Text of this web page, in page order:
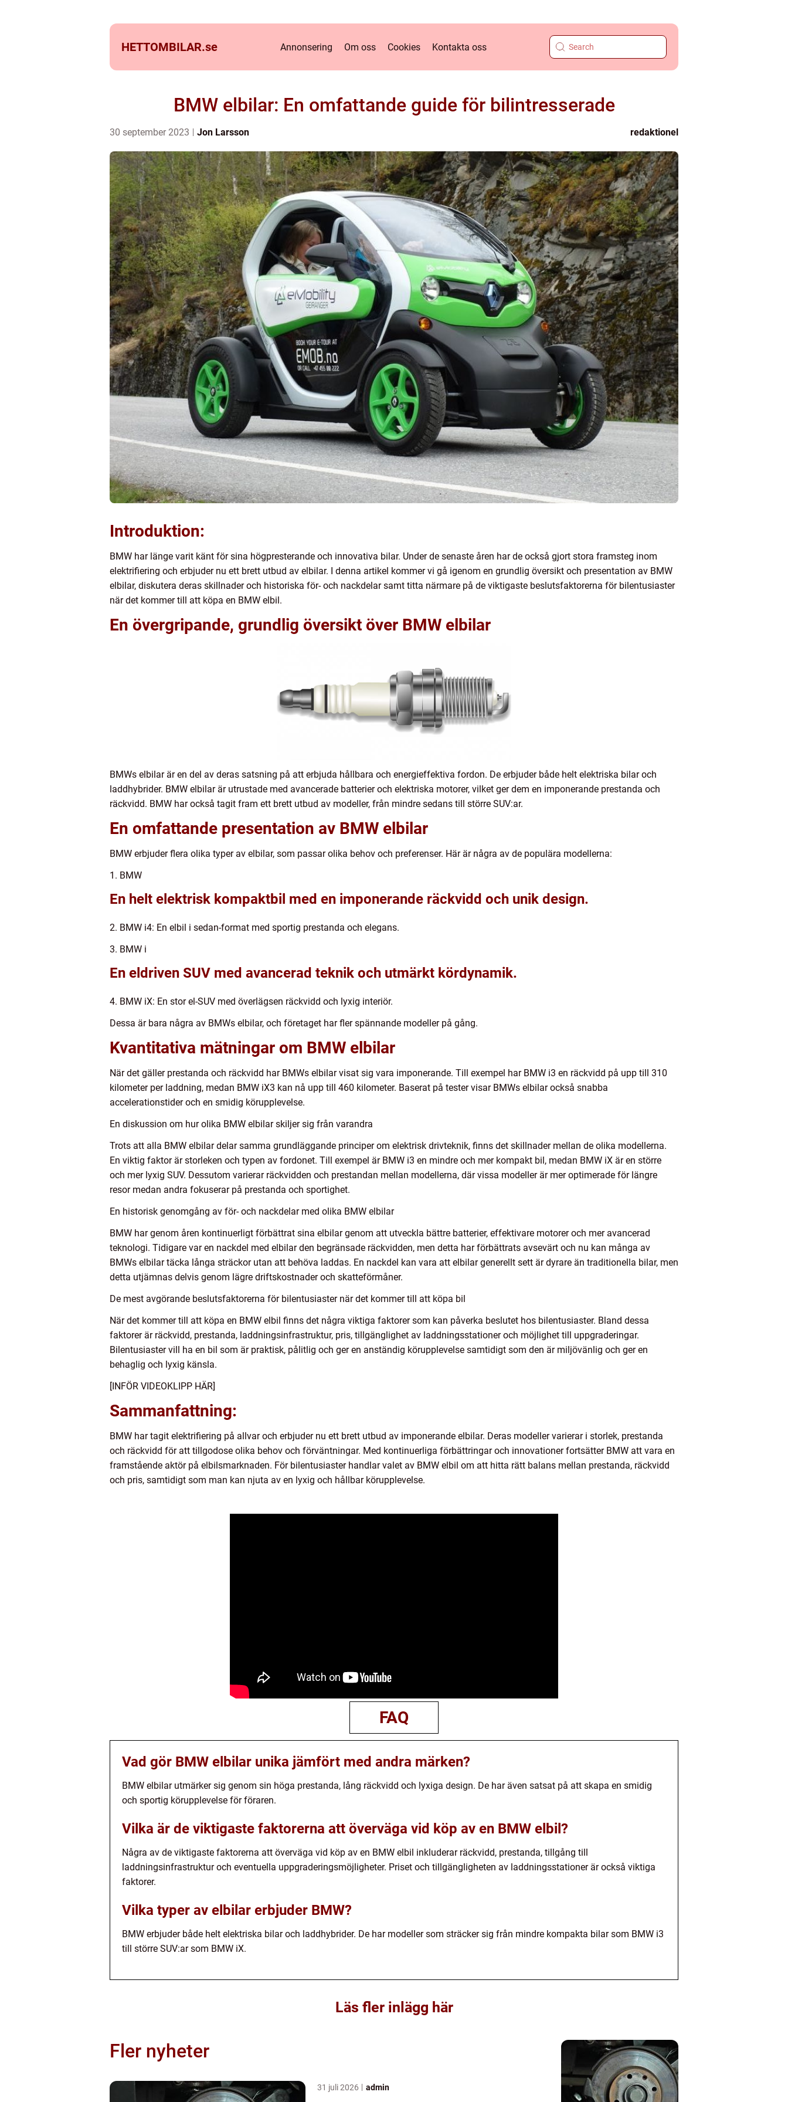
HETTOMBILAR.se Annonsering Om oss Cookies Kontakta oss
BMW elbilar: En omfattande guide för bilintresserade
30 september 2023 Jon Larsson redaktionel
Introduktion:
BMW har länge varit känt för sina högpresterande och innovativa bilar. Under de senaste åren har de också gjort stora framsteg inom
elektrifiering och erbjuder nu ett brett utbud av elbilar. I denna artikel kommer vi gå igenom en grundlig översikt och presentation av BMW
elbilar, diskutera deras skillnader och historiska för- och nackdelar samt titta närmare på de viktigaste beslutsfaktorerna för bilentusiaster
när det kommer till att köpa en BMW elbil.
En övergripande, grundlig översikt över BMW elbilar
BMWs elbilar är en del av deras satsning på att erbjuda hållbara och energieffektiva fordon. De erbjuder både helt elektriska bilar och
laddhybrider. BMW elbilar är utrustade med avancerade batterier och elektriska motorer, vilket ger dem en imponerande prestanda och
räckvidd. BMW har också tagit fram ett brett utbud av modeller, från mindre sedans till större SUV:ar.
En omfattande presentation av BMW elbilar
BMW erbjuder flera olika typer av elbilar, som passar olika behov och preferenser. Här är några av de populära modellerna:
1. BMW
En helt elektrisk kompaktbil med en imponerande räckvidd och unik design.
2. BMW i4: En elbil i sedan-format med sportig prestanda och elegans.
3. BMW i
En eldriven SUV med avancerad teknik och utmärkt kördynamik.
4. BMW iX: En stor el-SUV med överlägsen räckvidd och lyxig interiör.
Dessa är bara några av BMWs elbilar, och företaget har fler spännande modeller på gång.
Kvantitativa mätningar om BMW elbilar
När det gäller prestanda och räckvidd har BMWs elbilar visat sig vara imponerande. Till exempel har BMW i3 en räckvidd på upp till 310
kilometer per laddning, medan BMW iX3 kan nå upp till 460 kilometer. Baserat på tester visar BMWs elbilar också snabba
accelerationstider och en smidig körupplevelse.
En diskussion om hur olika BMW elbilar skiljer sig från varandra
Trots att alla BMW elbilar delar samma grundläggande principer om elektrisk drivteknik, finns det skillnader mellan de olika modellerna.
En viktig faktor är storleken och typen av fordonet. Till exempel är BMW i3 en mindre och mer kompakt bil, medan BMW iX är en större
och mer lyxig SUV. Dessutom varierar räckvidden och prestandan mellan modellerna, där vissa modeller är mer optimerade för längre
resor medan andra fokuserar på prestanda och sportighet.
En historisk genomgång av för- och nackdelar med olika BMW elbilar
BMW har genom åren kontinuerligt förbättrat sina elbilar genom att utveckla bättre batterier, effektivare motorer och mer avancerad
teknologi. Tidigare var en nackdel med elbilar den begränsade räckvidden, men detta har förbättrats avsevärt och nu kan många av
BMWs elbilar täcka långa sträckor utan att behöva laddas. En nackdel kan vara att elbilar generellt sett är dyrare än traditionella bilar, men
detta utjämnas delvis genom lägre driftskostnader och skatteförmåner.
De mest avgörande beslutsfaktorerna för bilentusiaster när det kommer till att köpa bil
När det kommer till att köpa en BMW elbil finns det några viktiga faktorer som kan påverka beslutet hos bilentusiaster. Bland dessa
faktorer är räckvidd, prestanda, laddningsinfrastruktur, pris, tillgänglighet av laddningsstationer och möjlighet till uppgraderingar.
Bilentusiaster vill ha en bil som är praktisk, pålitlig och ger en anständig körupplevelse samtidigt som den är miljövänlig och ger en
behaglig och lyxig känsla.
[INFÖR VIDEOKLIPP HÄR]
Sammanfattning:
BMW har tagit elektrifiering på allvar och erbjuder nu ett brett utbud av imponerande elbilar. Deras modeller varierar i storlek, prestanda
och räckvidd för att tillgodose olika behov och förväntningar. Med kontinuerliga förbättringar och innovationer fortsätter BMW att vara en
framstående aktör på elbilsmarknaden. För bilentusiaster handlar valet av BMW elbil om att hitta rätt balans mellan prestanda, räckvidd
och pris, samtidigt som man kan njuta av en lyxig och hållbar körupplevelse.
FAQ
Vad gör BMW elbilar unika jämfört med andra märken?
BMW elbilar utmärker sig genom sin höga prestanda, lång räckvidd och lyxiga design. De har även satsat på att skapa en smidig
och sportig körupplevelse för föraren.
Vilka är de viktigaste faktorerna att överväga vid köp av en BMW elbil?
Några av de viktigaste faktorerna att överväga vid köp av en BMW elbil inkluderar räckvidd, prestanda, tillgång till
laddningsinfrastruktur och eventuella uppgraderingsmöjligheter. Priset och tillgängligheten av laddningsstationer är också viktiga
faktorer.
Vilka typer av elbilar erbjuder BMW?
BMW erbjuder både helt elektriska bilar och laddhybrider. De har modeller som sträcker sig från mindre kompakta bilar som BMW i3
till större SUV:ar som BMW iX.
Läs fler inlägg här
Fler nyheter
31 juli 2026 admin